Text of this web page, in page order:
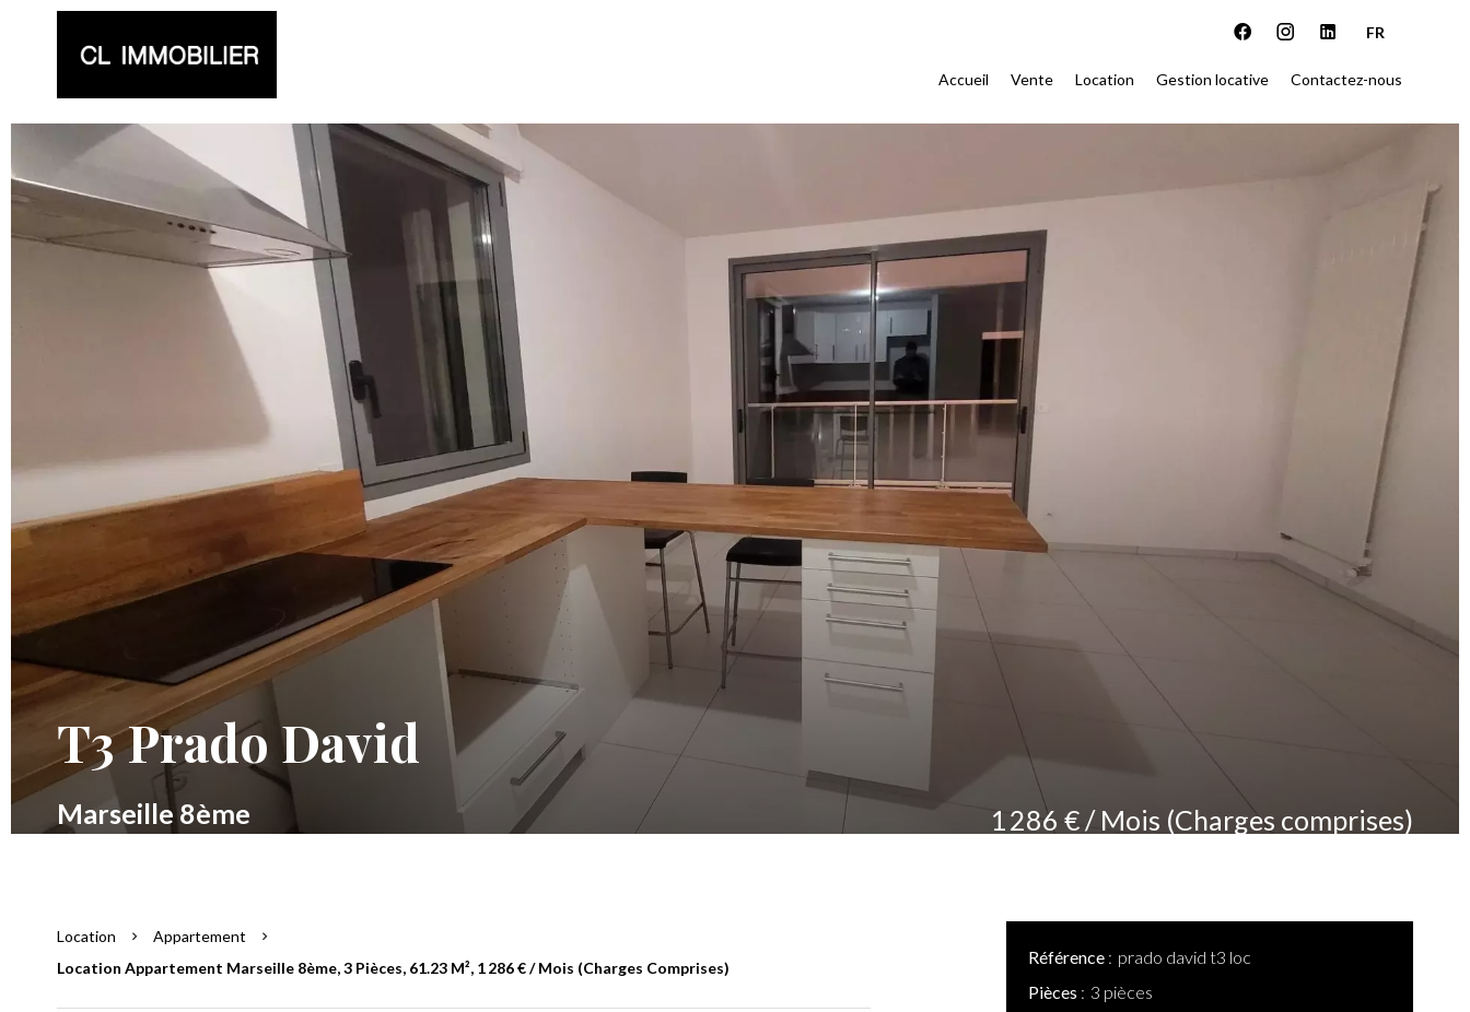
FR
Accueil Vente Location Gestion locative Contactez-nous
T3 Prado David
Marseille 8ème 1 286 € / Mois (Charges comprises)
Location
Appartement
Location Appartement Marseille 8ème, 3 Pièces, 61.23 M², 1 286 € / Mois (Charges Comprises)
Référence
prado david t3 loc
Pièces
3 pièces